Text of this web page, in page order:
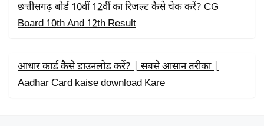
छत्तीसगढ़ बोर्ड 10वीं 12वीं का रिजल्ट कैसे चेक करें? CG
Board 10th And 12th Result
आधार कार्ड कैसे डाउनलोड करें? | सबसे आसान तरीका |
Aadhar Card kaise download Kare